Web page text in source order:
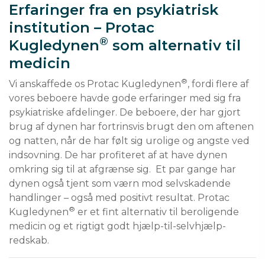
Erfaringer fra en psykiatrisk
institution – Protac
Kugledynen® som alternativ til
medicin
Vi anskaffede os Protac Kugledynen®, fordi flere af
vores beboere havde gode erfaringer med sig fra
psykiatriske afdelinger. De beboere, der har gjort
brug af dynen har fortrinsvis brugt den om aftenen
og natten, når de har følt sig urolige og angste ved
indsovning. De har profiteret af at have dynen
omkring sig til at afgrænse sig.  Et par gange har
dynen også tjent som værn mod selvskadende
handlinger – også med positivt resultat. Protac
Kugledynen® er et fint alternativ til beroligende
medicin og et rigtigt godt hjælp-til-selvhjælp-
redskab.